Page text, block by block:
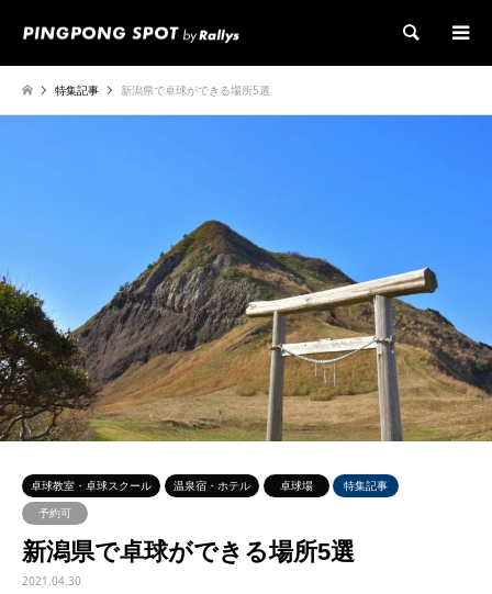
検索
特集記事 新潟県で卓球ができる場所5選
卓球教室・卓球スクール 温泉宿・ホテル 卓球場
特集記事
予約可
新潟県で卓球ができる場所5選
2021.04.30